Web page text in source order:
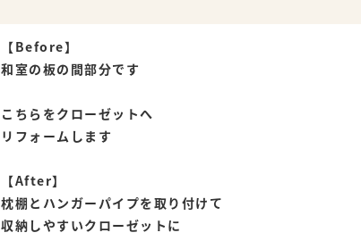
【Before】
和室の板の間部分です
こちらをクローゼットへ
リフォームします
【After】
枕棚とハンガーパイプを取り付けて
収納しやすいクローゼットに